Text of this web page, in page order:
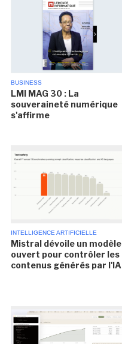
BUSINESS
LMI MAG 30 : La
souveraineté numérique
s'affirme
INTELLIGENCE ARTIFICIELLE
Mistral dévoile un modèle
ouvert pour contrôler les
contenus générés par l'IA